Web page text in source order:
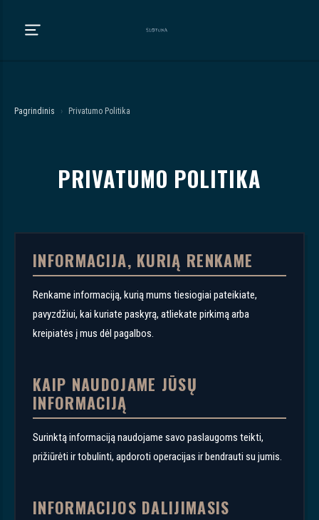
Pagrindinis › Privatumo Politika
PRIVATUMO POLITIKA
INFORMACIJA, KURIĄ RENKAME
Renkame informaciją, kurią mums tiesiogiai pateikiate,
pavyzdžiui, kai kuriate paskyrą, atliekate pirkimą arba
kreipiatės į mus dėl pagalbos.
KAIP NAUDOJAME JŪSŲ
INFORMACIJĄ
Surinktą informaciją naudojame savo paslaugoms teikti,
prižiūrėti ir tobulinti, apdoroti operacijas ir bendrauti su jumis.
INFORMACIJOS DALIJIMASIS